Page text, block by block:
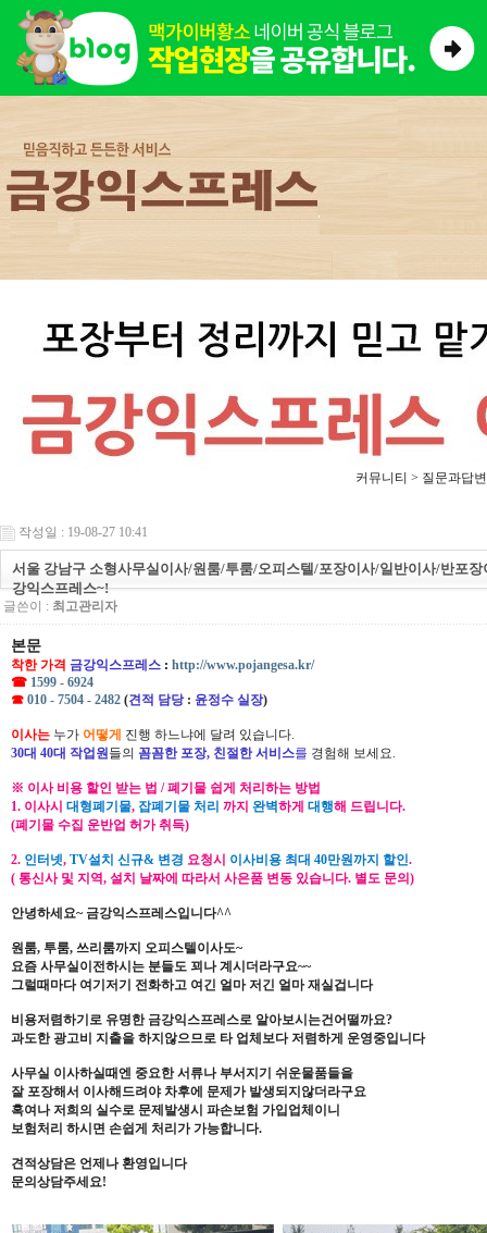
커뮤니티 > 질문과답변
작성일 : 19-08-27 10:41
서울 강남구 소형사무실이사/원룸/투룸/오피스텔/포장이사/일반이사/반포장
강익스프레스~!
글쓴이 : 최고관리자
본문
착한 가격 금강익스프레스 : http://www.pojangesa.kr/
☎ 1599 - 6924
☎ 010 - 7504 - 2482 (견적 담당 : 윤정수 실장)
이사는 누가 어떻게 진행 하느냐에 달려 있습니다.
30대 40대 작업원들의 꼼꼼한 포장, 친절한 서비스를 경험해 보세요.
※ 이사 비용 할인 받는 법 / 폐기물 쉽게 처리하는 방법
1. 이사시 대형폐기물, 잡폐기물 처리 까지 완벽하게 대행해 드립니다.
(폐기물 수집 운반업 허가 취득)
2. 인터넷, TV설치 신규& 변경 요청시 이사비용 최대 40만원까지 할인.
( 통신사 및 지역, 설치 날짜에 따라서 사은품 변동 있습니다. 별도 문의)
안녕하세요~ 금강익스프레스입니다^^
원룸, 투룸, 쓰리룸까지 오피스텔이사도~
요즘 사무실이전하시는 분들도 꾀나 계시더라구요~~
그럴때마다 여기저기 전화하고 여긴 얼마 저긴 얼마 재실겁니다
비용저렴하기로 유명한 금강익스프레스로 알아보시는건어떨까요?
과도한 광고비 지출을 하지않으므로 타 업체보다 저렴하게 운영중입니다
사무실 이사하실때엔 중요한 서류나 부서지기 쉬운물품들을
잘 포장해서 이사해드려야 차후에 문제가 발생되지않더라구요
혹여나 저희의 실수로 문제발생시 파손보험 가입업체이니
보험처리 하시면 손쉽게 처리가 가능합니다.
견적상담은 언제나 환영입니다
문의상담주세요!